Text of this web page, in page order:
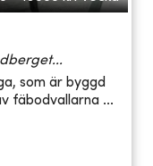
som är byggd
fäbodvallarna ...